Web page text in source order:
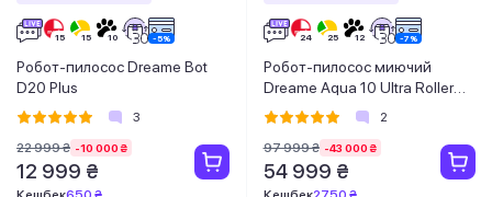
Робот-пилосос Dreame Bot
D20 Plus
3
22 999 ₴ -10 000 ₴
12 999 ₴
Робот-пилосос миючий
Dreame Aqua 10 Ultra Roller
Complete White
2
97 999 ₴ -43 000 ₴
54 999 ₴